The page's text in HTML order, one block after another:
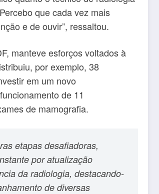
que cada vez mais
e de ouvir”, ressaltou.
manteve esforços voltados à
por exemplo, 38
em um novo
de 11
de mamografia.
etapas desafiadoras,
por atualização
da radiologia, destacando-
de diversas